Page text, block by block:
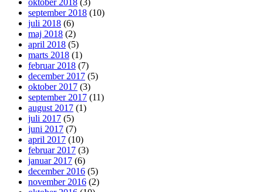
september 2018 (10)
juli 2018 (6)
maj 2018 (2)
april 2018 (5)
marts 2018 (1)
februar 2018 (7)
december 2017 (5)
oktober 2017 (3)
september 2017 (11)
august 2017 (1)
juli 2017 (5)
juni 2017 (7)
april 2017 (10)
februar 2017 (3)
januar 2017 (6)
december 2016 (5)
november 2016 (2)